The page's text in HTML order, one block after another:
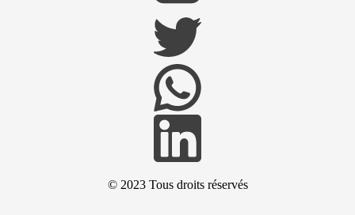
© 2023 Tous droits réservés